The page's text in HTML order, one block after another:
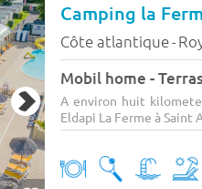
Camping la
Côte atlantique-
Mobil home -
A environ huit
Eldapi La Ferme à Saint